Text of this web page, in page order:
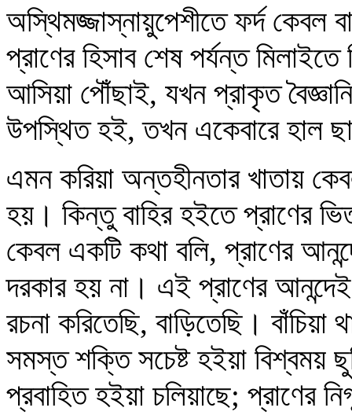
অস্থিমজ্জাস্নায়ুপেশীতে ফর্দ কেবল
প্রাণের হিসাব শেষ পর্যন্ত
আসিয়া পৌঁছাই, যখন প্রাকৃত
উপস্থিত হই, তখন একেবারে হাল
এমন করিয়া অন্তহীনতার খাতায়
হয়। কিন্তু বাহির হইতে প্রাণের
কেবল একটি কথা বলি, প্রাণের
দরকার হয় না। এই প্রাণের
রচনা করিতেছি, বাড়িতেছি।
সমস্ত শক্তি সচেষ্ট হইয়া বিশ্বময়
প্রবাহিত হইয়া চলিয়াছে; প্রাণের